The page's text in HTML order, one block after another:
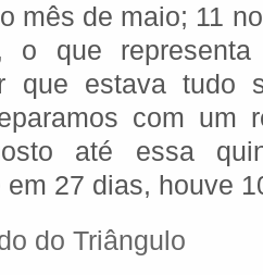
mês de maio; 11
o que
que estava tudo
com um
até essa
em 27 dias, houve
do Triângulo